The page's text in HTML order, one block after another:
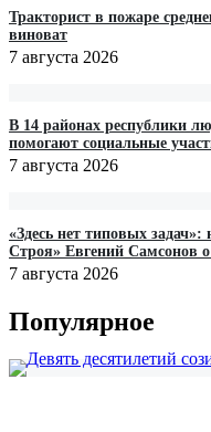
Тракторист в пожаре
виноват
7 августа 2026
В 14 районах республики
помогают социальные
7 августа 2026
«Здесь нет типовых
Строя» Евгений Самсонов
7 августа 2026
Популярное